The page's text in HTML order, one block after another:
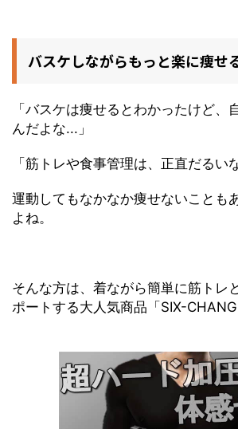
バスケしながらもっと楽に痩せ
「バスケは痩せるとわかったけど、
んだよな...」
「筋トレや食事管理は、正直だるいな
運動してもなかなか痩せないことも
よね。
そんな方は、着ながら簡単に筋トレ
ポートする大人気商品「SIX-